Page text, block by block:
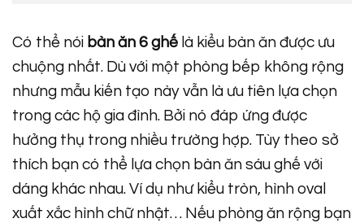
Có thể nói bàn ăn 6 ghế là kiểu bàn ăn được ưu
chuộng nhất. Dù với một phòng bếp không rộng
nhưng mẫu kiến tạo này vẫn là ưu tiên lựa chọn
trong các hộ gia đình. Bởi nó đáp ứng được
hưởng thụ trong nhiều trường hợp. Tùy theo sở
thích bạn có thể lựa chọn bàn ăn sáu ghế với
dáng khác nhau. Ví dụ như kiểu tròn, hình oval
xuất xắc hình chữ nhật… Nếu phòng ăn rộng bạn